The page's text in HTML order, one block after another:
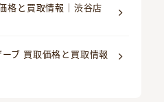
格と買取情報｜渋谷店
ブ 買取価格と買取情報